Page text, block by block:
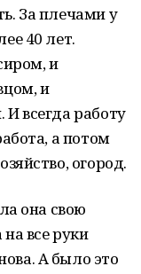
За плечами у
40 лет.
и
и
всегда работу
а потом
огород.
она свою
все руки
А было это